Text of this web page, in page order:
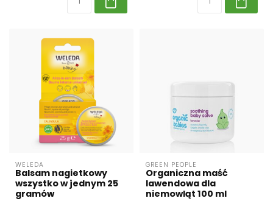
WELEDA
Balsam nagietkowy
wszystko w jednym 25
gramów
GREEN PEOPLE
Organiczna maść
lawendowa dla
niemowląt 100 ml